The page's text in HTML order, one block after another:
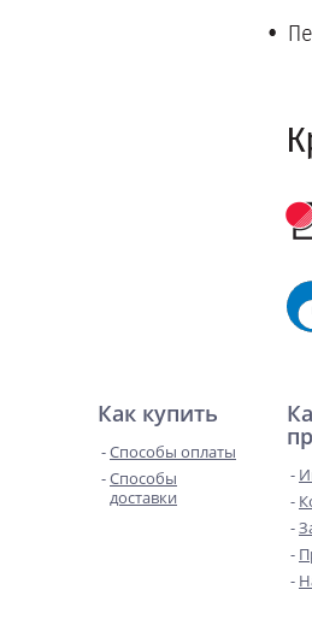
Как купить
Способы оплаты
Способы
доставки